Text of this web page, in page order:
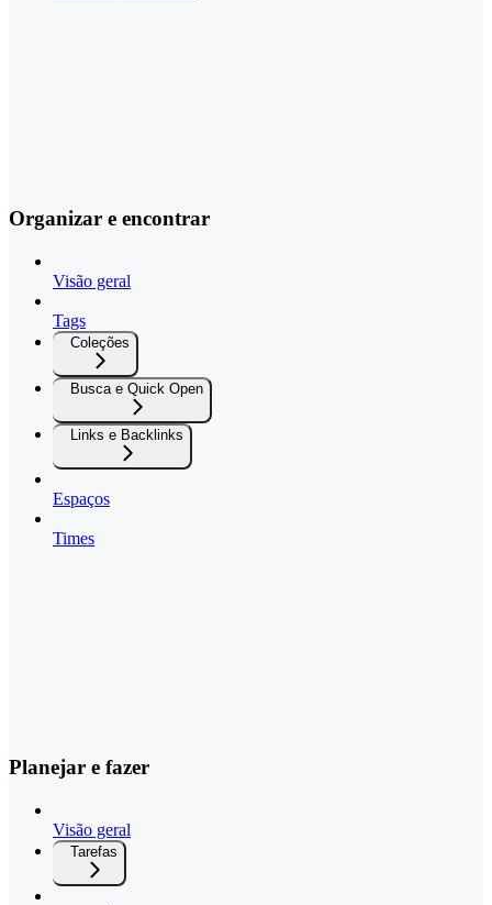
Organizar e encontrar
Visão geral
Tags
Coleções
Busca e Quick Open
Links e Backlinks
Espaços
Times
Planejar e fazer
Visão geral
Tarefas